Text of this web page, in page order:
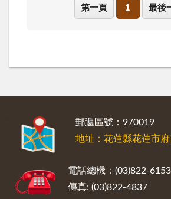
第一頁 1 最後
郵遞區號：970019
地址：花蓮縣花蓮市
電話總機：(03)822-6153
傳真: (03)822-4837